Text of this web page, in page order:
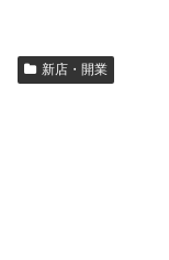
新店・開業